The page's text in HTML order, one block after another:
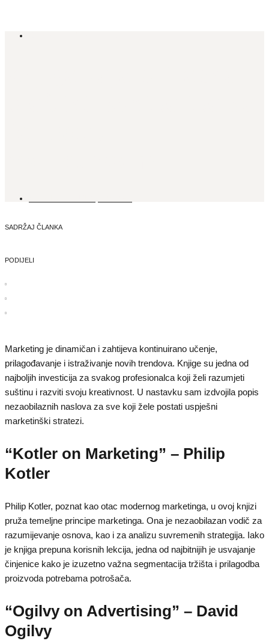
SADRŽAJ ČLANKA
PODIJELI
Marketing je dinamičan i zahtijeva kontinuirano učenje,
prilagođavanje i istraživanje novih trendova. Knjige su jedna od
najboljih investicija za svakog profesionalca koji želi razumjeti
suštinu i razviti svoju kreativnost. U nastavku sam izdvojila popis
nezaobilaznih naslova za sve koji žele postati uspješni
marketinški stratezi.
“Kotler on Marketing” – Philip
Kotler
Philip Kotler, poznat kao otac modernog marketinga, u ovoj knjizi
pruža temeljne principe marketinga. Ona je nezaobilazan vodič za
razumijevanje osnova, kao i za analizu suvremenih strategija. Iako
je knjiga prepuna korisnih lekcija, jedna od najbitnijih je usvajanje
činjenice kako je izuzetno važna segmentacija tržišta i prilagodba
proizvoda potrebama potrošača.
“Ogilvy on Advertising” – David
Ogilvy